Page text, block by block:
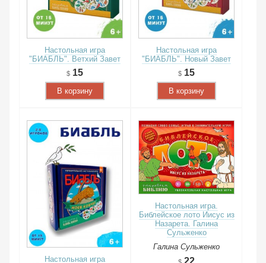
Настольная игра
"БИАБЛЬ". Ветхий Завет
15
В корзину
Настольная игра
"БИАБЛЬ". Новый Завет
15
В корзину
Настольная игра
Настольная игра.
Библейское лото Иисус из
Назарета. Галина
Сульженко
Галина Сульженко
22